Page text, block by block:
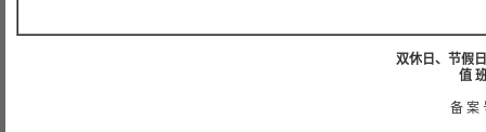
双休日、节假
值
备 案